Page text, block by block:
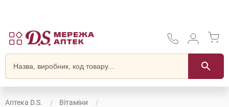
Аптека D.S.
Вітаміни